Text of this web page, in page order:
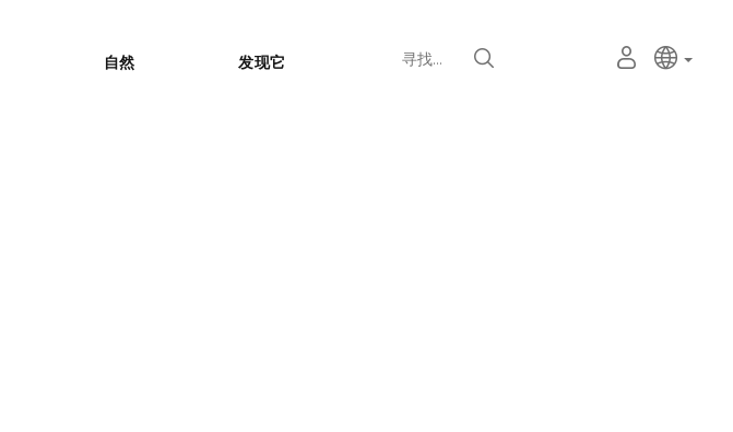
自然 发现它 寻找
语
言
主动语
中文